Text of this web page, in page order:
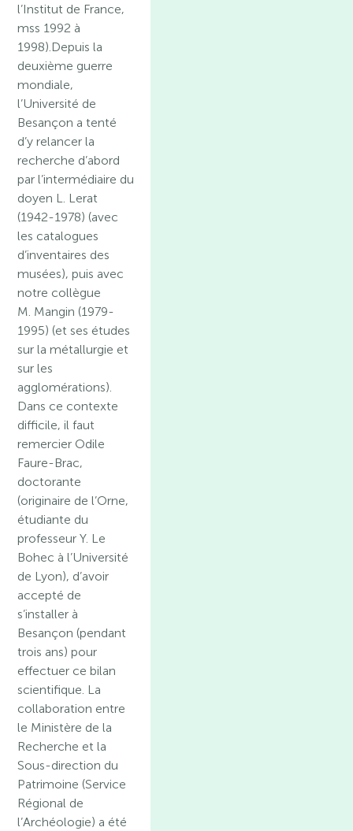
l’Institut de France,
mss 1992 à
1998).Depuis la
deuxième guerre
mondiale,
l’Université de
Besançon a tenté
d’y relancer la
recherche d’abord
par l’intermédiaire du
doyen L. Lerat
(1942-1978) (avec
les catalogues
d’inventaires des
musées), puis avec
notre collègue
M. Mangin (1979-
1995) (et ses études
sur la métallurgie et
sur les
agglomérations).
Dans ce contexte
difficile, il faut
remercier Odile
Faure-Brac,
doctorante
(originaire de l’Orne,
étudiante du
professeur Y. Le
Bohec à l’Université
de Lyon), d’avoir
accepté de
s’installer à
Besançon (pendant
trois ans) pour
effectuer ce bilan
scientifique. La
collaboration entre
le Ministère de la
Recherche et la
Sous-direction du
Patrimoine (Service
Régional de
l’Archéologie) a été